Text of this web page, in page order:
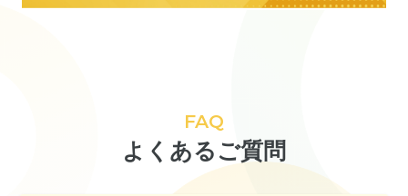
FAQ
よくあるご質問